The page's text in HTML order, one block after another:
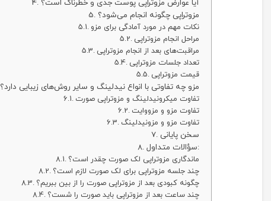
آیا عوارض مزوتراپی پوست جدی و خطرناک است؟
مزوتراپی چگونه انجام می‌شود؟
نکات مهم در مورد آمادگی برای مزو
مراحل انجام مزوتراپی
مراقبت‌های بعد از انجام مزوتراپی
تعداد جلسات مزوتراپی
قیمت مزوتراپی
مزو چه تفاوتی با انواع نیدلینگ و سایر روش‌های زیبایی دارد؟
تفاوت میکرونیدلینگ و مزوتراپی صورت
تفاوت مزو و مزووایت
تفاوت مزو و مزونیدلینگ
سخن پایانی
سؤالات متداول:
ماندگاری مزوتراپی لک صورت چقدر است؟
چند جلسه مزوتراپی برای لک صورت لازم است؟
چگونه کبودی بعد از مزوتراپی صورت را از بین ببریم؟
چند ساعت بعد از مزوتراپی باید صورت را شست؟